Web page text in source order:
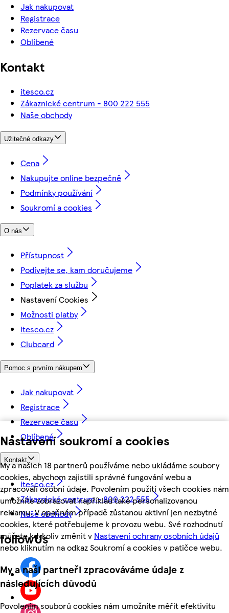
Nastavení soukromí a cookies
My a našich 18 partnerů používáme nebo ukládáme soubory
cookies, abychom zajistili správné fungování webu a
zpracovali osobní údaje. Povolením použití všech cookies nám
umožníte zobrazovat například také personalizovanou
reklamu. V opačném případě zůstanou aktivní jen nezbytné
cookies, které potřebujeme k provozu webu. Své rozhodnutí
můžete kdykoliv změnit v Nastavení ochrany osobních údajů
nebo kliknutím na odkaz Soukromí a cookies v patičce webu.
My a naši partneři zpracováváme údaje z
následujících důvodů
Povolením souborů cookies nám umožníte měřit efektivitu
Jak nakupovat
Registrace
Rezervace času
Oblíbené
Kontakt
itesco.cz
Zákaznické centrum - 800 222 555
Naše obchody
Užitečné odkazy
Cena
Nakupujte online bezpečně
Podmínky používání
Soukromí a cookies
O nás
Přístupnost
Podívejte se, kam doručujeme
Poplatek za službu
Nastavení Cookies
Možnosti platby
itesco.cz
Clubcard
Pomoc s prvním nákupem
Jak nakupovat
Registrace
Rezervace času
Oblíbené
Kontakt
itesco.cz
Zákaznické centrum - 800 222 555
Naše obchody
followUs